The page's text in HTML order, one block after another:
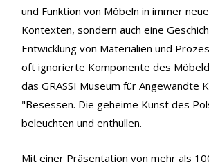
und Funktion von Möbeln in immer
Kontexten, sondern auch eine
Entwicklung von Materialien und
oft ignorierte Komponente des
das GRASSI Museum für Angewandte
"Besessen. Die geheime Kunst des
beleuchten und enthüllen.
Mit einer Präsentation von mehr als